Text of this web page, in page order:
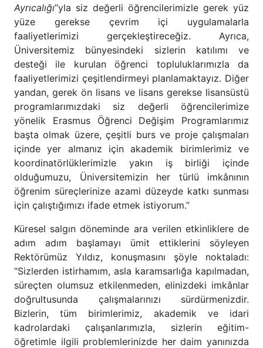
Ayrıcalığı”yla siz değerli öğrencilerimizle gerek yüz
yüze gerekse çevrim içi uygulamalarla
faaliyetlerimizi gerçekleştireceğiz. Ayrıca,
Üniversitemiz bünyesindeki sizlerin katılımı ve
desteği ile kurulan öğrenci topluluklarımızla da
faaliyetlerimizi çeşitlendirmeyi planlamaktayız. Diğer
yandan, gerek ön lisans ve lisans gerekse lisansüstü
programlarımızdaki siz değerli öğrencilerimize
yönelik Erasmus Öğrenci Değişim Programlarımız
başta olmak üzere, çeşitli burs ve proje çalışmaları
içinde yer almanız için akademik birimlerimiz ve
koordinatörlüklerimizle yakın iş birliği içinde
olduğumuzu, Üniversitemizin her türlü imkânının
öğrenim süreçlerinize azami düzeyde katkı sunması
için çalıştığımızı ifade etmek istiyorum.”
Küresel salgın döneminde ara verilen etkinliklere de
adım adım başlamayı ümit ettiklerini söyleyen
Rektörümüz Yıldız, konuşmasını şöyle noktaladı:
“Sizlerden istirhamım, asla karamsarlığa kapılmadan,
süreçten olumsuz etkilenmeden, elinizdeki imkânlar
doğrultusunda çalışmalarınızı sürdürmenizdir.
Bizlerin, tüm birimlerimiz, akademik ve idari
kadrolardaki çalışanlarımızla, sizlerin eğitim-
öğretimle ilgili problemlerinizde her daim yanınızda